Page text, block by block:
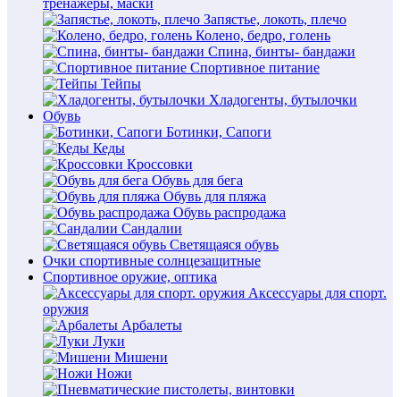
тренажеры, маски
Запястье, локоть, плечо
Колено, бедро, голень
Спина, бинты- бандажи
Спортивное питание
Тейпы
Хладогенты, бутылочки
Обувь
Ботинки, Сапоги
Кеды
Кроссовки
Обувь для бега
Обувь для пляжа
Обувь распродажа
Сандалии
Светящаяся обувь
Очки спортивные солнцезащитные
Спортивное оружие, оптика
Аксессуары для спорт.
оружия
Арбалеты
Луки
Мишени
Ножи